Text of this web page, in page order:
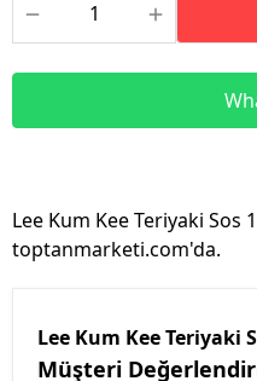
Lee Kum Kee Teriyaki Sos
toptanmarketi.com'da.
Lee Kum Kee Teriyaki
Müşteri